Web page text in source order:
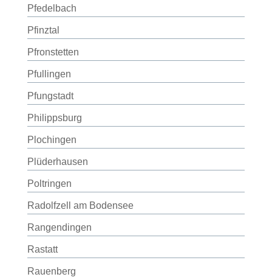
Pfedelbach
Pfinztal
Pfronstetten
Pfullingen
Pfungstadt
Philippsburg
Plochingen
Plüderhausen
Poltringen
Radolfzell am Bodensee
Rangendingen
Rastatt
Rauenberg